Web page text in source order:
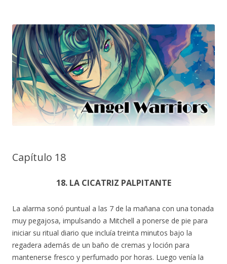
Capítulo 18
18. LA CICATRIZ PALPITANTE
La alarma sonó puntual a las 7 de la mañana con una tonada
muy pegajosa, impulsando a Mitchell a ponerse de pie para
iniciar su ritual diario que incluía treinta minutos bajo la
regadera además de un baño de cremas y loción para
mantenerse fresco y perfumado por horas. Luego venía la